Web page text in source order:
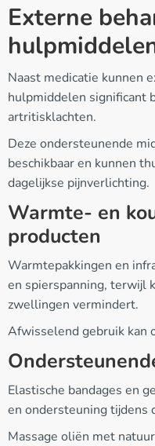
Externe
Naast medicatie kunnen
hulpmiddelen significant
artritisklachten.
Deze ondersteunende
beschikbaar en kunnen
dagelijkse pijnverlichting.
Warmte- en
producten
Warmtepakkingen en
en spierspanning, terwijl
zwellingen vermindert.
Afwisselend gebruik kan
Elastische bandages en
en ondersteuning tijdens
Massage oliën met